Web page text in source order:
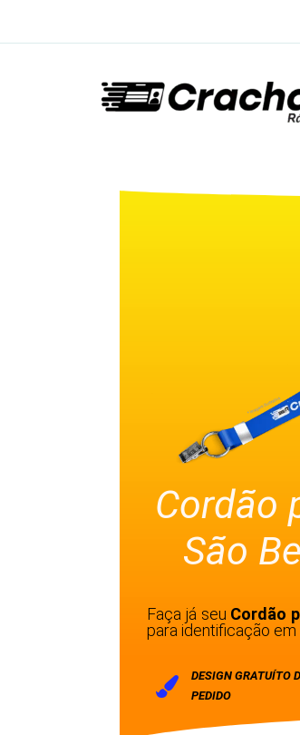
Cordão
São
Faça já seu Cordão
para identificação em
DESIGN GRATUÍTO
PEDIDO